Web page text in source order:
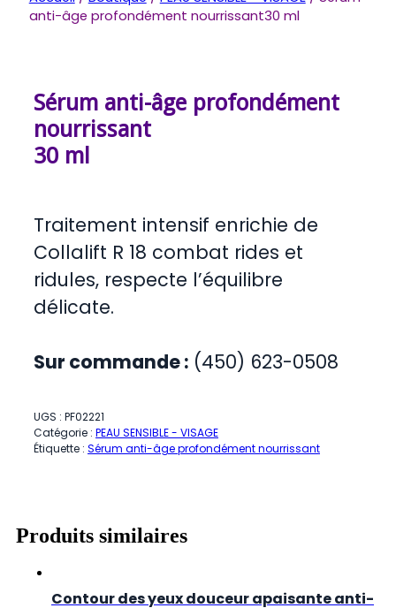
anti-âge profondément nourrissant30 ml
Sérum anti-âge profondément
nourrissant
30 ml
Traitement intensif enrichie de
Collalift R 18 combat rides et
ridules, respecte l’équilibre
délicate.
Sur commande : (450) 623-0508
UGS : PF02221
Catégorie : PEAU SENSIBLE - VISAGE
Étiquette : Sérum anti-âge profondément nourrissant
Produits similaires
Contour des yeux douceur apaisante anti-